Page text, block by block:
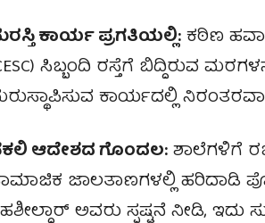
ಕಾರ್ಯ ಪ್ರಗತಿಯಲ್ಲಿ:ಕಠಿಣ
ಸಿಬ್ಬಂದಿ ರಸ್ತೆಗೆ ಬಿದ್ದಿರುವ
ಕಾರ್ಯದಲ್ಲಿ
ಆದೇಶದ ಗೊಂದಲ:ಶಾಲೆಗಳಿಗೆ
ಜಾಲತಾಣಗಳಲ್ಲಿ ಹರಿದಾಡಿ
ಅವರು ಸ್ಪಷ್ಟನೆ ನೀಡಿ, ಇದು